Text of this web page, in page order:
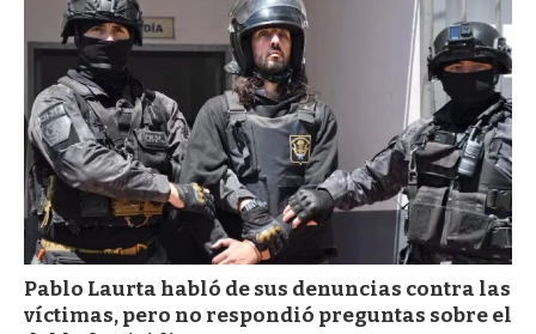
Pablo Laurta habló de sus denuncias contra las
víctimas, pero no respondió preguntas sobre el